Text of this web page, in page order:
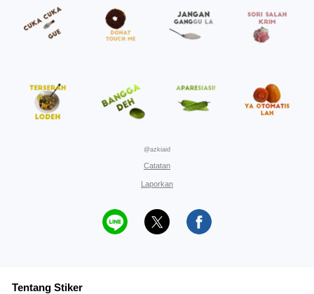
@azkiaid
Catatan
Laporkan
Tentang Stiker